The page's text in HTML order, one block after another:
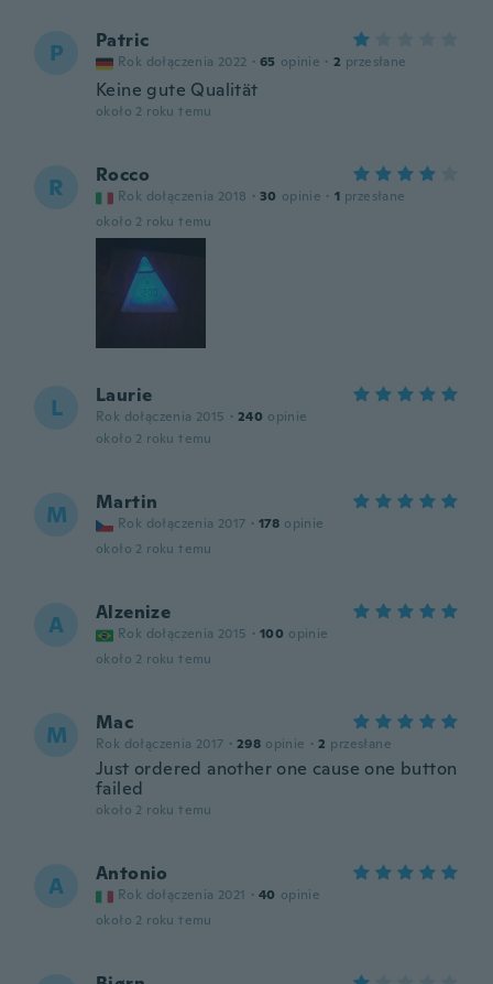
P Patric
Rok dołączenia 2022 · 65 opinie · 2 przesłane
Keine gute Qualität
około 2 roku temu
R Rocco
Rok dołączenia 2018 · 30 opinie · 1 przesłane
około 2 roku temu
L Laurie
Rok dołączenia 2015 · 240 opinie
około 2 roku temu
M Martin
Rok dołączenia 2017 · 178 opinie
około 2 roku temu
A Alzenize
Rok dołączenia 2015 · 100 opinie
około 2 roku temu
M Mac
Rok dołączenia 2017 · 298 opinie · 2 przesłane
Just ordered another one cause one button
failed
około 2 roku temu
A Antonio
Rok dołączenia 2021 · 40 opinie
około 2 roku temu